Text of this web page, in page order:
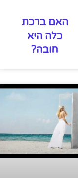
האם ברכת
כלה היא
חובה?